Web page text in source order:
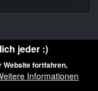
der Film Noir de. Alle
jeder :)
Website fortfahren,
Informationen